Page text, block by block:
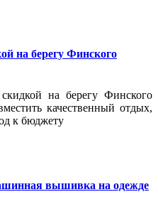
на берегу Финского
на берегу Финского
качественный отдых,
к бюджету
вышивка на одежде